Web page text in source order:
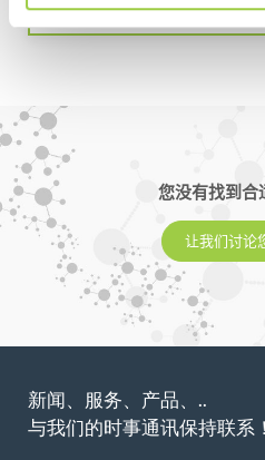
您没有找到合
让我们讨论
新闻、服务、产品、..
与我们的时事通讯保持联系！